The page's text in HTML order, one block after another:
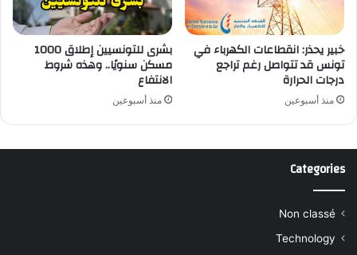
خبير يحذر: انقطاعات الكهرباء في
تونس قد تتواصل رغم تراجع
درجات الحرارة
منذ أسبوعين
بشرى للتونسيين إطلاق 1000
مسكن سنويًا.. وهذه شروط
الانتفاع
منذ أسبوعين
Categories
Non classé
Technology